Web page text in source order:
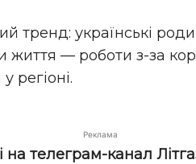
тренд: українські
життя — роботи з-за
регіоні.
Реклама
на телеграм-канал